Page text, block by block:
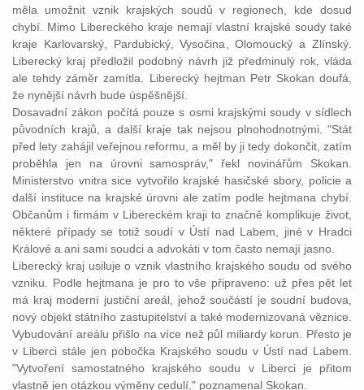
měla umožnit vznik krajských soudů v regionech, kde dosud
chybí. Mimo Libereckého kraje nemají vlastní krajské soudy také
kraje Karlovarský, Pardubický, Vysočina, Olomoucký a Zlínský.
Liberecký kraj předložil podobný návrh již předminulý rok, vláda
ale tehdy záměr zamítla. Liberecký hejtman Petr Skokan doufá,
že nynější návrh bude úspěšnější.
Dosavadní zákon počítá pouze s osmi krajskými soudy v sídlech
původních krajů, a další kraje tak nejsou plnohodnotnými. "Stát
před lety zahájil veřejnou reformu, a měl by ji tedy dokončit, zatím
proběhla jen na úrovni samospráv," řekl novinářům Skokan.
Ministerstvo vnitra sice vytvořilo krajské hasičské sbory, policie a
další instituce na krajské úrovni ale zatím podle hejtmana chybí.
Občanům i firmám v Libereckém kraji to značně komplikuje život,
některé případy se totiž soudí v Ústí nad Labem, jiné v Hradci
Králové a ani sami soudci a advokáti v tom často nemají jasno.
Liberecký kraj usiluje o vznik vlastního krajského soudu od svého
vzniku. Podle hejtmana je pro to vše připraveno: už přes pět let
má kraj moderní justiční areál, jehož součástí je soudní budova,
nový objekt státního zastupitelství a také modernizovaná věznice.
Vybudování areálu přišlo na více než půl miliardy korun. Přesto je
v Liberci stále jen pobočka Krajského soudu v Ústí nad Labem.
"Vytvoření samostatného krajského soudu v Liberci je přitom
vlastně jen otázkou výměny cedulí," poznamenal Skokan.